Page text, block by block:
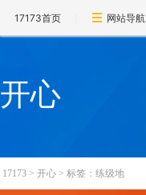
17173首页 网站导航
开心
17173 > 开心 > 标签：练级地